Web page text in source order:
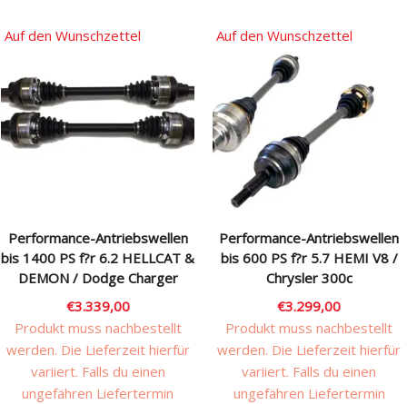
Performance-Antriebswellen
bis 1400 PS f?r 6.2 HELLCAT &
DEMON / Dodge Charger
€3.339,00
Produkt muss nachbestellt
werden. Die Lieferzeit hierfür
variiert. Falls du einen
ungefähren Liefertermin
Auf den Wunschzettel
Performance-Antriebswellen
bis 600 PS f?r 5.7 HEMI V8 /
Chrysler 300c
€3.299,00
Produkt muss nachbestellt
werden. Die Lieferzeit hierfür
variiert. Falls du einen
ungefähren Liefertermin
Auf den Wunschzettel